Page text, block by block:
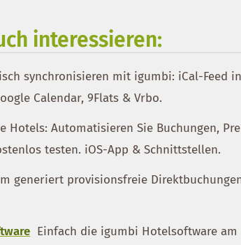
interessieren:
synchronisieren mit igumbi: iCal-Feed
Calendar, 9Flats & Vrbo.
Hotels: Automatisieren Sie Buchungen,
testen. iOS-App & Schnittstellen.
generiert provisionsfreie
Einfach die igumbi Hotelsoftware am